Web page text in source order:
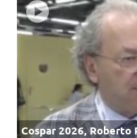
Cospar 2026, Roberto